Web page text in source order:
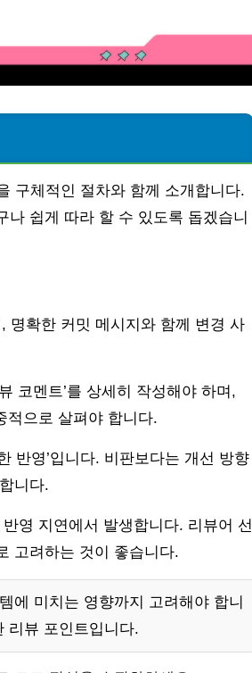
구체적인 절차와 함께 소개합니다.
나 쉽게 따라 할 수 있도록 돕겠습니
명확한 커밋 메시지와 함께 변경 사
코멘트’를 상세히 작성해야 하며,
적으로 살펴야 합니다.
반영’입니다. 비판보다는 개선 방향
니다.
영 지연에서 발생합니다. 리뷰어 선
고려하는 것이 좋습니다.
에 미치는 영향까지 고려해야 합니
리뷰 포인트입니다.